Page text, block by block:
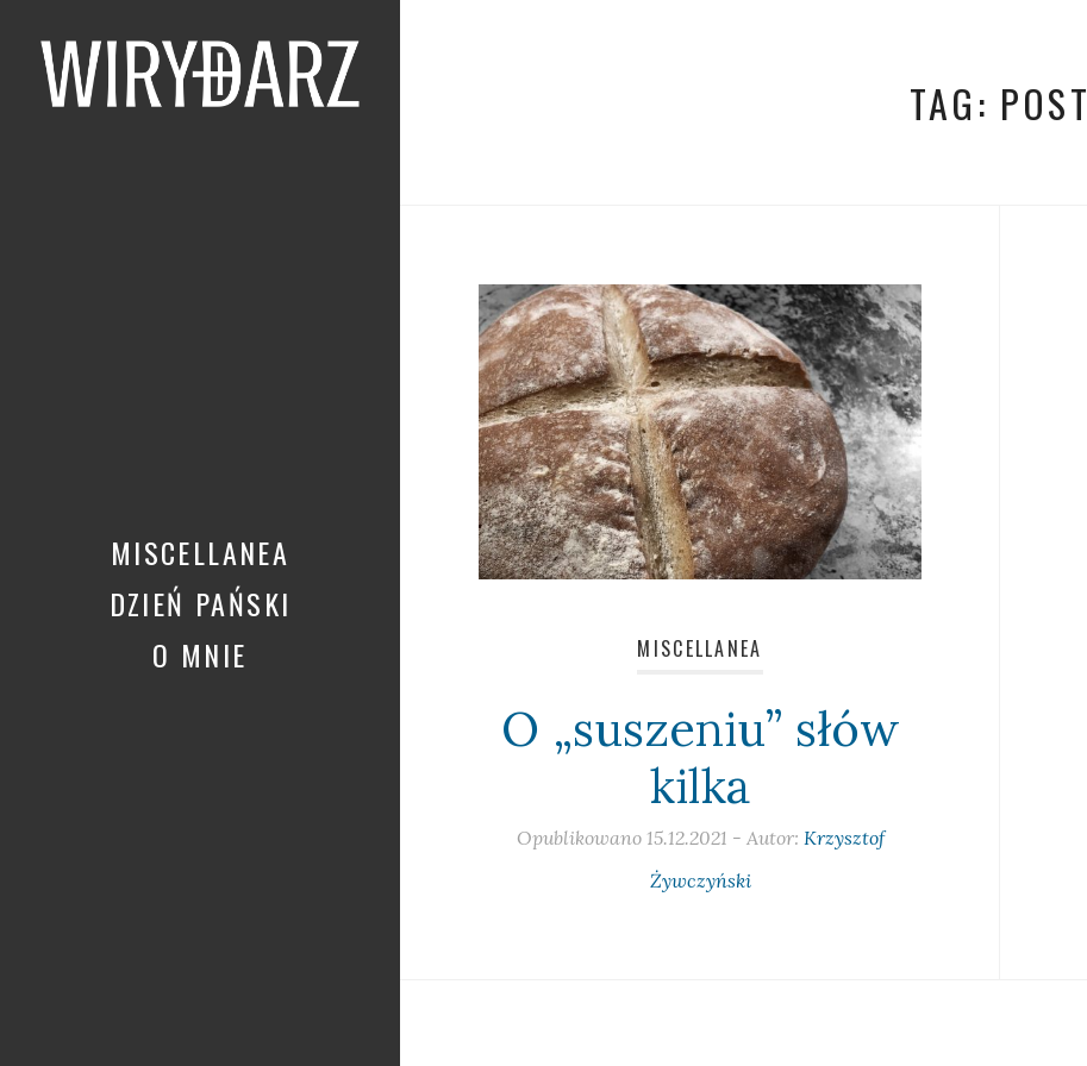
MISCELLANEA
DZIEŃ PAŃSKI
O MNIE
TAG: POST
MISCELLANEA
O „suszeniu” słów
kilka
Opublikowano 15.12.2021 - Autor: Krzysztof
Żywczyński